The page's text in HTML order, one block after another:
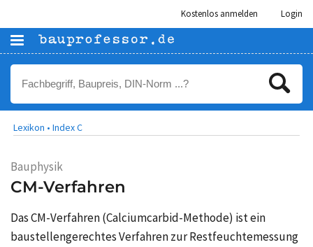
Kostenlos anmelden Login
Lexikon • Index C
Bauphysik
CM-Verfahren
Das CM-Verfahren (Calciumcarbid-Methode) ist ein
baustellengerechtes Verfahren zur Restfeuchtemessung